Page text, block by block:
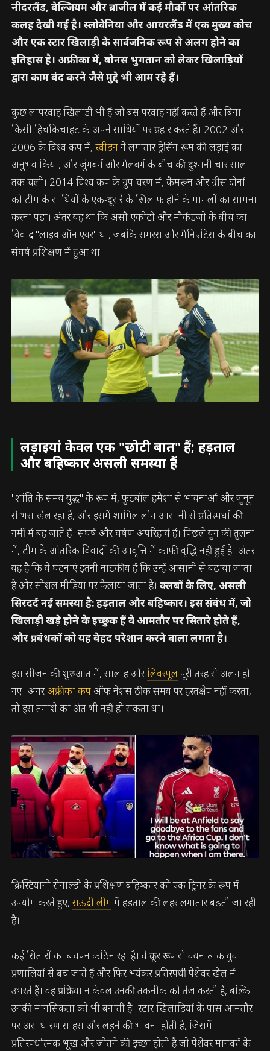
नीदरलैंड, बेल्जियम और ब्राजील में कई मौकों पर आंतरिक
कलह देखी गई है। स्लोवेनिया और आयरलैंड में एक मुख्य कोच
और एक स्टार खिलाड़ी के सार्वजनिक रूप से अलग होने का
इतिहास है। अफ्रीका में, बोनस भुगतान को लेकर खिलाड़ियों
द्वारा काम बंद करने जैसे मुद्दे भी आम रहे हैं।
कुछ लापरवाह खिलाड़ी भी हैं जो बस परवाह नहीं करते हैं और बिना
किसी हिचकिचाहट के अपने साथियों पर प्रहार करते हैं। 2002 और
2006 के विश्व कप में,स्वीडनने लगातार ड्रेसिंग-रूम की लड़ाई का
अनुभव किया, और जुंगबर्ग और मेलबर्ग के बीच की दुश्मनी चार साल
तक चली। 2014 विश्व कप के ग्रुप चरण में, कैमरून और ग्रीस दोनों
को टीम के साथियों के एक-दूसरे के खिलाफ होने के मामलों का सामना
करना पड़ा। अंतर यह था कि असौ-एकोटो और मौकैंडजो के बीच का
विवाद "लाइव ऑन एयर" था, जबकि समरस और मैनिएटिस के बीच का
संघर्ष प्रशिक्षण में हुआ था।
लड़ाइयां केवल एक "छोटी बात" हैं; हड़ताल
और बहिष्कार असली समस्या हैं
"शांति के समय युद्ध" के रूप में, फुटबॉल हमेशा से भावनाओं और जुनून
से भरा खेल रहा है, और इसमें शामिल लोग आसानी से प्रतिस्पर्धा की
गर्मी में बह जाते हैं। संघर्ष और घर्षण अपरिहार्य हैं। पिछले युग की तुलना
में, टीम के आंतरिक विवादों की आवृत्ति में काफी वृद्धि नहीं हुई है। अंतर
यह है कि ये घटनाएं इतनी नाटकीय हैं कि उन्हें आसानी से बढ़ाया जाता
है और सोशल मीडिया पर फैलाया जाता है।क्लबों के लिए, असली
सिरदर्द नई समस्या है: हड़ताल और बहिष्कार। इस संबंध में, जो
खिलाड़ी खड़े होने के इच्छुक हैं वे आमतौर पर सितारे होते हैं,
और प्रबंधकों को यह बेहद परेशान करने वाला लगता है।
इस सीजन की शुरुआत में, सालाह औरलिवरपूलपूरी तरह से अलग हो
गए। अगरअफ्रीका कप ऑफ नेशंस ठीक समय पर हस्तक्षेप नहीं करता,
तो इस तमाशे का अंत भी नहीं हो सकता था।
क्रिस्टियानो रोनाल्डो के प्रशिक्षण बहिष्कार को एक ट्रिगर के रूप में
उपयोग करते हुए,सऊदी लीगमें हड़ताल की लहर लगातार बढ़ती जा रही
है।
कई सितारों का बचपन कठिन रहा है। वे क्रूर रूप से चयनात्मक युवा
प्रणालियों से बच जाते हैं और फिर भयंकर प्रतिस्पर्धी पेशेवर खेल में
उभरते हैं। वह प्रक्रिया न केवल उनकी तकनीक को तेज करती है, बल्कि
उनकी मानसिकता को भी बनाती है। स्टार खिलाड़ियों के पास आमतौर
पर असाधारण साहस और लड़ने की भावना होती है, जिसमें
प्रतिस्पर्धात्मक भूख और जीतने की इच्छा होती है जो पेशेवर मानकों के